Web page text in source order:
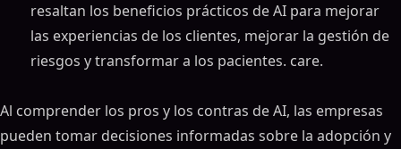
resaltan los beneficios prácticos de AI para mejorar
las experiencias de los clientes, mejorar la gestión de
riesgos y transformar a los pacientes. care.
Al comprender los pros y los contras de AI, las empresas
pueden tomar decisiones informadas sobre la adopción y